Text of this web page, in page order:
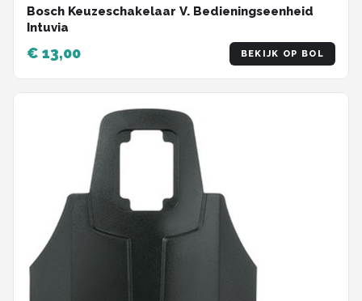
Bosch Keuzeschakelaar V. Bedieningseenheid
Intuvia
€ 13,00 BEKIJK OP BOL